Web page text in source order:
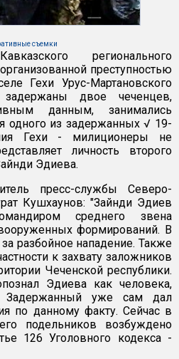
съемки
регионального
преступностью
Гехи Урус-Мартановского
двое чеченцев,
данным, занимались
из задержанных √ 19-
Гехи - милиционеры не
личность второго
Эдиева.
пресс-службы Северо-
Кушхаунов: "Зайнди Эдиев
среднего звена
формирований. В
разбойное нападение. Также
к захвату заложников
Чеченской республики.
Эдиева как человека,
Задержанный уже сам дал
по данному факту. Сейчас в
подельников возбуждено
126 Уголовного кодекса -